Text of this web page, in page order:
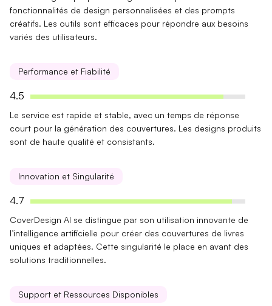
fonctionnalités de design personnalisées et des prompts
créatifs. Les outils sont efficaces pour répondre aux besoins
variés des utilisateurs.
Performance et Fiabilité
4.5
Le service est rapide et stable, avec un temps de réponse
court pour la génération des couvertures. Les designs produits
sont de haute qualité et consistants.
Innovation et Singularité
4.7
CoverDesign AI se distingue par son utilisation innovante de
l’intelligence artificielle pour créer des couvertures de livres
uniques et adaptées. Cette singularité le place en avant des
solutions traditionnelles.
Support et Ressources Disponibles